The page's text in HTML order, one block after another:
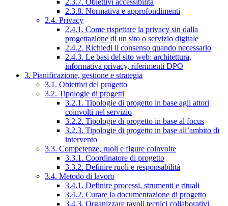
2.3.7. Obiettivi accessibilità
2.3.8. Normativa e approfondimenti
2.4. Privacy
2.4.1. Come rispettare la privacy sin dalla
progettazione di un sito o servizio digitale
2.4.2. Richiedi il consenso quando necessario
2.4.3. Le basi del sito web: architettura,
informativa privacy, riferimenti DPO
3. Pianificazione, gestione e strategia
3.1. Obiettivi del progetto
3.2. Tipologie di progetti
3.2.1. Tipologie di progetto in base agli attori
coinvolti nel servizio
3.2.2. Tipologie di progetto in base al focus
3.2.3. Tipologie di progetto in base all’ambito di
intervento
3.3. Competenze, ruoli e figure coinvolte
3.3.1. Coordinatore di progetto
3.3.2. Definire ruoli e responsabilità
3.4. Metodo di lavoro
3.4.1. Definire processi, strumenti e rituali
3.4.2. Curare la documentazione di progetto
3.4.3. Organizzare tavoli tecnici collaborativi